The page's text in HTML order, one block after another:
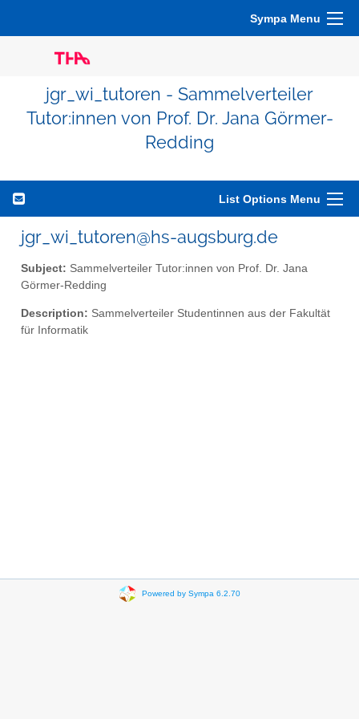
Sympa Menu
jgr_wi_tutoren - Sammelverteiler
Tutor:innen von Prof. Dr. Jana Görmer-
Redding
List Options Menu
jgr_wi_tutoren@hs-augsburg.de
Subject: Sammelverteiler Tutor:innen von Prof. Dr. Jana
Görmer-Redding
Description: Sammelverteiler Studentinnen aus der Fakultät
für Informatik
Powered by Sympa 6.2.70